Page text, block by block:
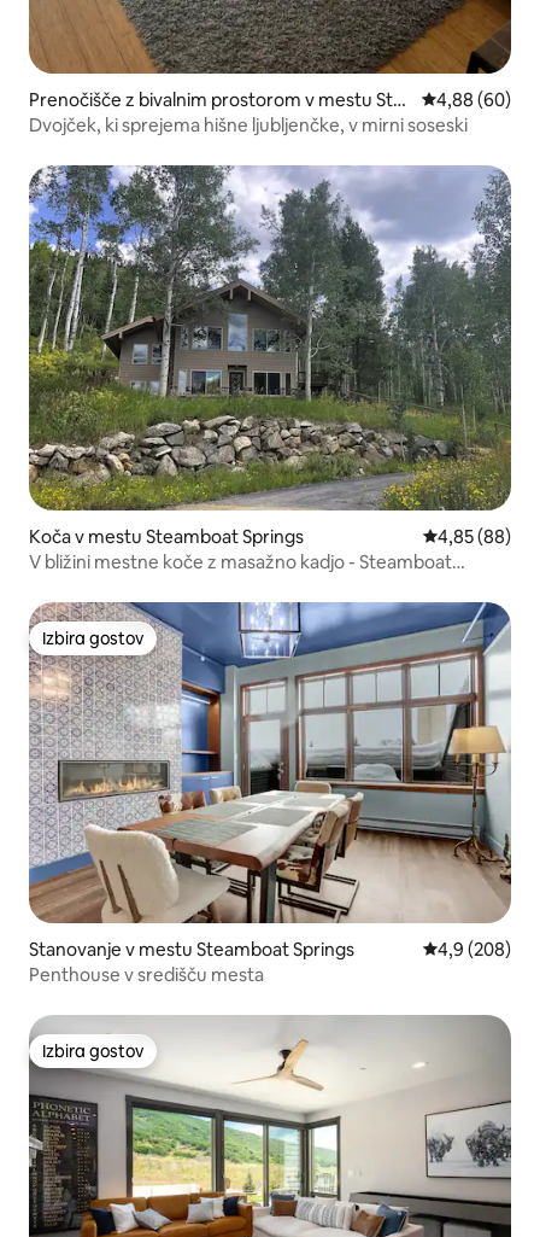
Prenočišče z bivalnim prostorom v mestu Ste
amboat Springs
Povprečna
4,88 (60)
Dvojček, ki sprejema hišne ljubljenčke, v mirni soseski
Koča v mestu Steamboat Springs Povprečna
4,85 (88)
V bližini mestne koče z masažno kadjo - Steamboat
Izbira gostov
Izbira gostov
Stanovanje v mestu Steamboat Springs Povprečna
4,9 (208)
Penthouse v središču mesta
Izbira gostov
Izbira gostov